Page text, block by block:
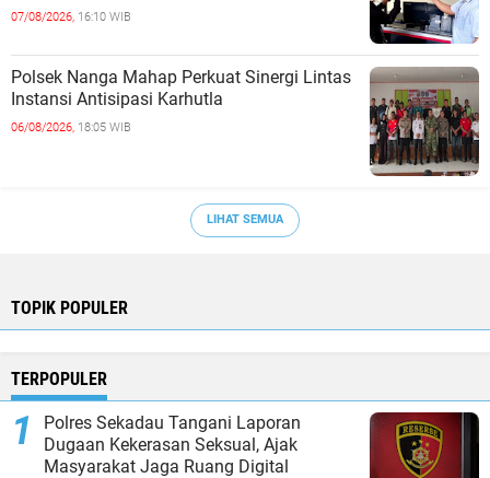
07/08/2026, 16:10 WIB
Polsek Nanga Mahap Perkuat Sinergi Lintas
Instansi Antisipasi Karhutla
06/08/2026, 18:05 WIB
LIHAT SEMUA
TOPIK POPULER
TERPOPULER
Polres Sekadau Tangani Laporan
Dugaan Kekerasan Seksual, Ajak
Masyarakat Jaga Ruang Digital